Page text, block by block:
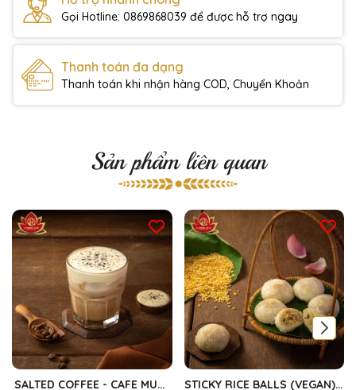
Gọi Hotline: 0869868039 để được hỗ trợ ngay
Thanh toán đa dạng
Thanh toán khi nhận hàng COD, Chuyển Khoản
Sản phẩm liên quan
SALTED COFFEE - CAFE MUỐI
STICKY RICE BALLS (VEGAN) -